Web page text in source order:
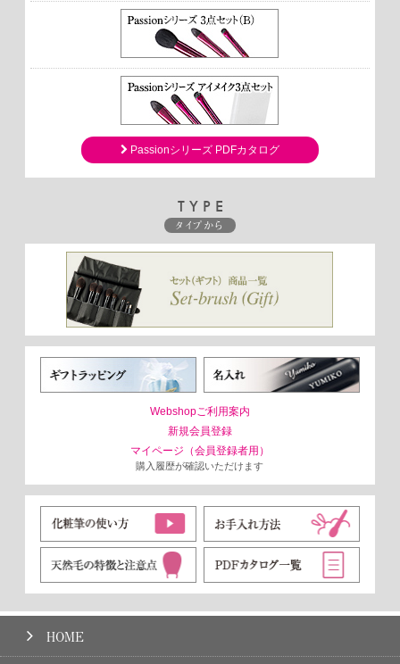
Passionシリーズ PDFカタログ
TYPE
タイプから
Webshopご利用案内
新規会員登録
マイページ（会員登録者用）
購入履歴が確認いただけます
HOME